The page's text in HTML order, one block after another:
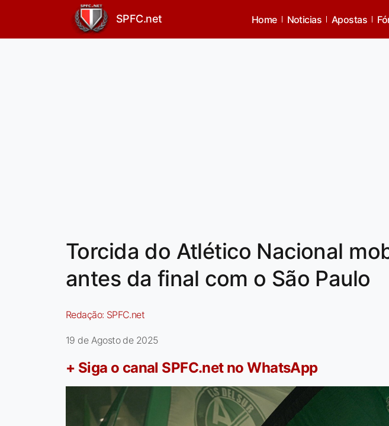
SPFC.net Home Noticias Apostas
Torcida do Atlético Nacional
antes da final com o São Paulo
Redação: SPFC.net
19 de Agosto de 2025
+ Siga o canal SPFC.net no WhatsApp